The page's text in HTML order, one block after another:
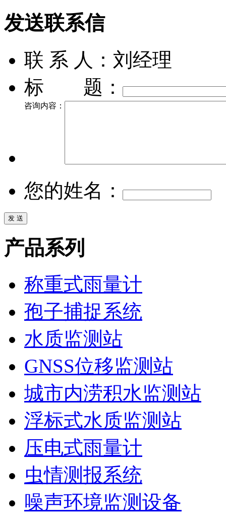
发送联系信
联 系 人：刘经理
标 题：
咨询内容：
您的姓名：
产品系列
称重式雨量计
孢子捕捉系统
水质监测站
GNSS位移监测站
城市内涝积水监测站
浮标式水质监测站
压电式雨量计
虫情测报系统
噪声环境监测设备